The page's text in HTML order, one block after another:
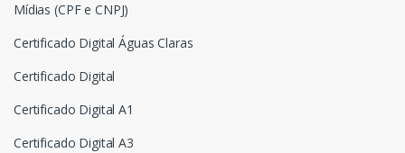
Mídias (CPF e CNPJ)
Certificado Digital Águas Claras
Certificado Digital
Certificado Digital A1
Certificado Digital A3